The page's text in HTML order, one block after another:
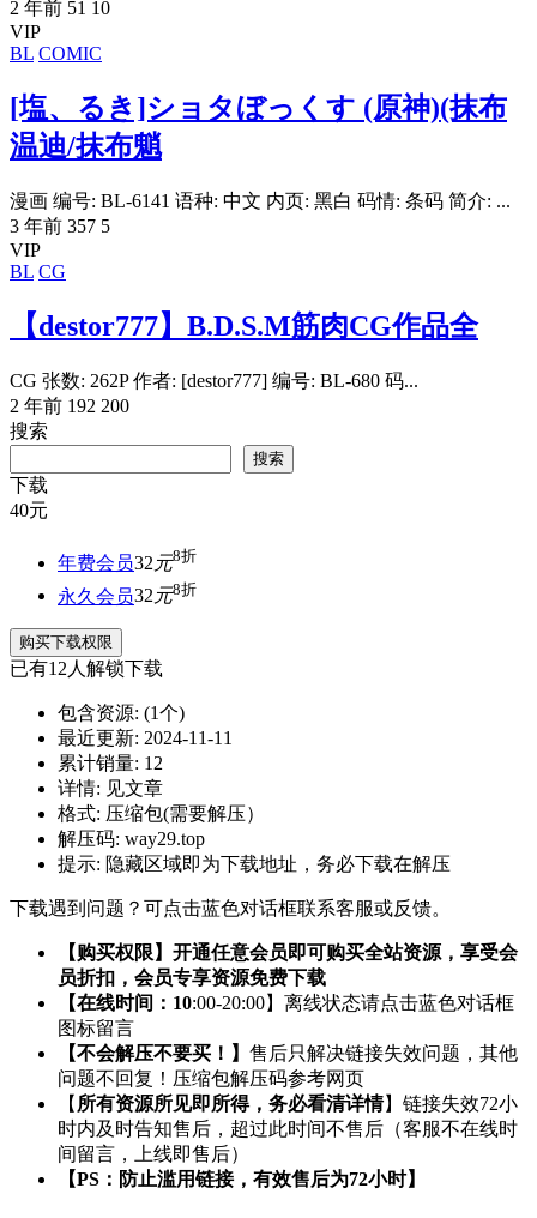
2 年前 51 10
VIP
BL COMIC
[塩、るき]ショタぼっくす (原神)(抹布
温迪/抹布魈
漫画 编号: BL-6141 语种: 中文 内页: 黑白 码情: 条码 简介: ...
3 年前 357 5
VIP
BL CG
【destor777】B.D.S.M筋肉CG作品全
CG 张数: 262P 作者: [destor777] 编号: BL-680 码...
2 年前 192 200
搜索
搜索
下载
40元
年费会员32 元8折
永久会员32元8折
购买下载权限
已有12人解锁下载
包含资源: (1个)
最近更新: 2024-11-11
累计销量: 12
详情: 见文章
格式: 压缩包(需要解压）
解压码: way29.top
提示: 隐藏区域即为下载地址，务必下载在解压
下载遇到问题？可点击蓝色对话框联系客服或反馈。
【购买权限】开通任意会员即可购买全站资源，享受会
员折扣，会员专享资源免费下载
【在线时间：10:00-20:00】离线状态请点击蓝色对话框
图标留言
【不会解压不要买！】 售后只解决链接失效问题，其他
问题不回复！压缩包解压码参考网页
【 所有资源所见即所得，务必看清详情】链接失效72小
时内及时告知售后，超过此时间不售后（客服不在线时
间留言，上线即售后）
【PS：防止滥用链接，有效售后为72小时】